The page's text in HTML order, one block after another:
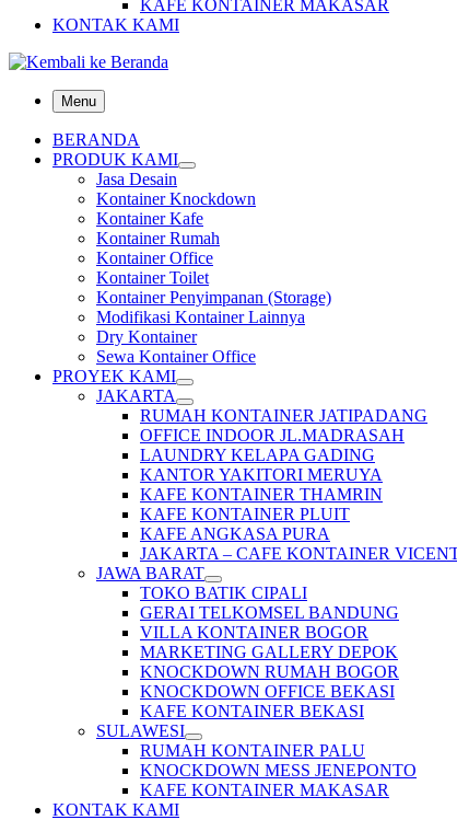
KAFE KONTAINER MAKASAR
KONTAK KAMI
Menu
BERANDA
PRODUK KAMI
Jasa Desain
Kontainer Knockdown
Kontainer Kafe
Kontainer Rumah
Kontainer Office
Kontainer Toilet
Kontainer Penyimpanan (Storage)
Modifikasi Kontainer Lainnya
Dry Kontainer
Sewa Kontainer Office
PROYEK KAMI
JAKARTA
RUMAH KONTAINER JATIPADANG
OFFICE INDOOR JL.MADRASAH
LAUNDRY KELAPA GADING
KANTOR YAKITORI MERUYA
KAFE KONTAINER THAMRIN
KAFE KONTAINER PLUIT
KAFE ANGKASA PURA
JAKARTA – CAFE KONTAINER
JAWA BARAT
TOKO BATIK CIPALI
GERAI TELKOMSEL BANDUNG
VILLA KONTAINER BOGOR
MARKETING GALLERY DEPOK
KNOCKDOWN RUMAH BOGOR
KNOCKDOWN OFFICE BEKASI
KAFE KONTAINER BEKASI
SULAWESI
RUMAH KONTAINER PALU
KNOCKDOWN MESS JENEPONTO
KAFE KONTAINER MAKASAR
KONTAK KAMI